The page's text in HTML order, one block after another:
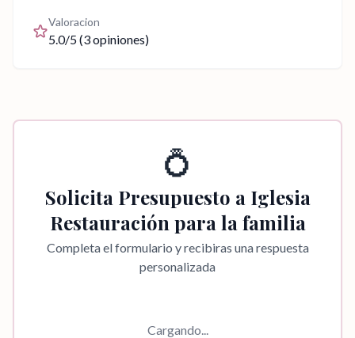
Valoracion
5.0/5 (3opiniones)
💍
Solicita Presupuesto a Iglesia
Restauración para la familia
Completa el formulario y recibiras una respuesta
personalizada
Cargando...